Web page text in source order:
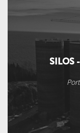
SILOS